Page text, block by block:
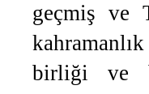
geçmiş ve
birliği ve